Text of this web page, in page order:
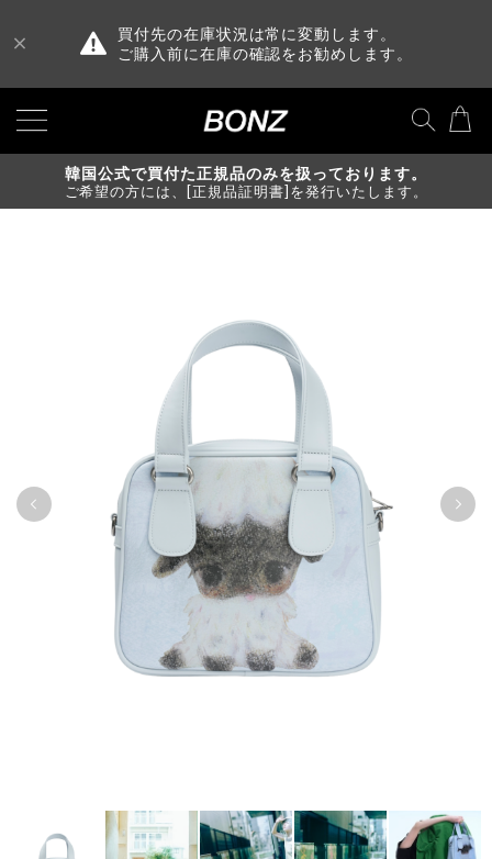
買付先の在庫状況は常に変動します。
ご購入前に在庫の確認をお勧めします。
韓国公式で買付た正規品のみを扱っております。
ご希望の方には、[正規品証明書]を発行いたします。